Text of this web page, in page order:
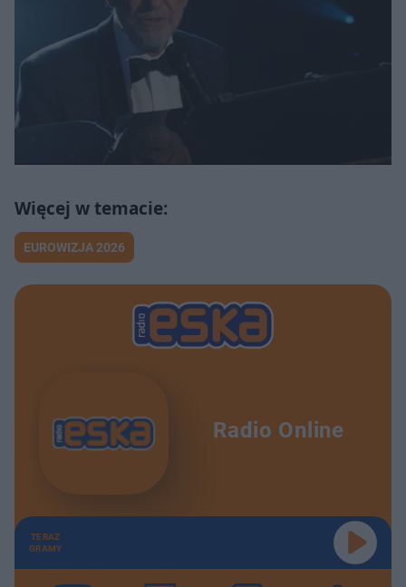
EUROWIZJA 2026
Radio Online
TERAZ
GRAMY